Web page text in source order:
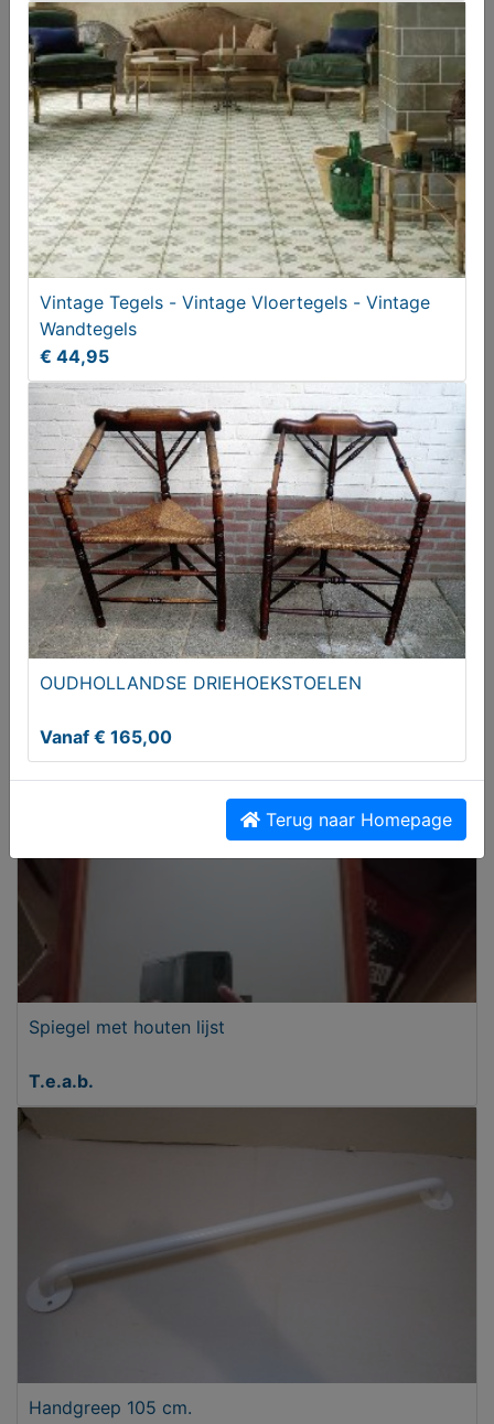
Handlamp (koper)
€ 30,00
Portugese keramische tegels vives ceramica
svenska tulpon
Spiegel met houten lijst
T.e.a.b.
Handgreep 105 cm.
Vintage Tegels - Vintage Vloertegels - Vintage
Wandtegels
€ 44,95
OUDHOLLANDSE DRIEHOEKSTOELEN
Vanaf € 165,00
Terug naar Homepage